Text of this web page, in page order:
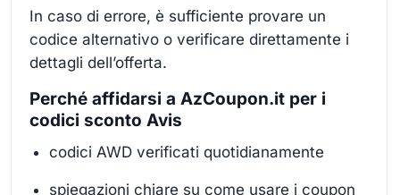
In caso di errore, è sufficiente provare un
codice alternativo o verificare direttamente i
dettagli dell’offerta.
Perché affidarsi a AzCoupon.it per i
codici sconto Avis
codici AWD verificati quotidianamente
spiegazioni chiare su come usare i coupon